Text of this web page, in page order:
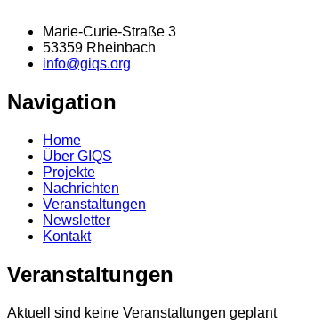
Marie-Curie-Straße 3
53359 Rheinbach
info@giqs.org
Navigation
Home
Über GIQS
Projekte
Nachrichten
Veranstaltungen
Newsletter
Kontakt
Veranstaltungen
Aktuell sind keine Veranstaltungen geplant